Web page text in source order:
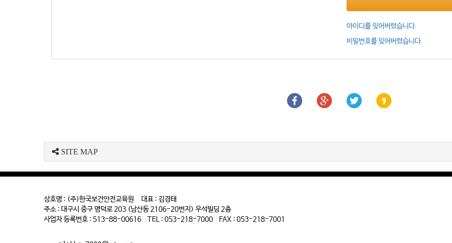
아이디를 잊어버렸습니다.
비밀번호를 잊어버렸습니다.
SITE MAP
상호명 : (주)한국보건안전교육원 대표 : 김경태
주소 : 대구시 중구 명덕로 203 (남산동 2106-20번지) 우석빌딩 2층
사업자 등록번호 : 513-88-00616 TEL : 053-218-7000 FAX : 053-218-7001